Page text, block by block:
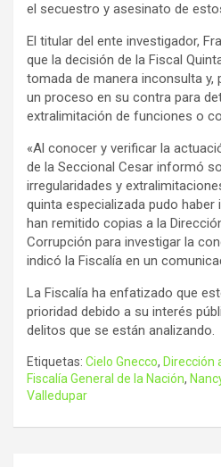
el secuestro y asesinato de
El titular del ente investigador,
que la decisión de la Fiscal
tomada de manera inconsulta y,
un proceso en su contra para
extralimitación de funciones o
«Al conocer y verificar la
de la Seccional Cesar informó
irregularidades y
quinta especializada pudo
han remitido copias a la
Corrupción para investigar la
indicó la Fiscalía en un
La Fiscalía ha enfatizado que
prioridad debido a su interés
delitos que se están analizando.
Etiquetas: Cielo Gnecco, Dirección
Fiscalía General de la Nación,
Valledupar